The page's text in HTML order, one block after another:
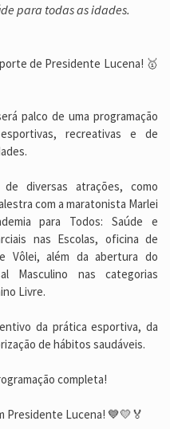
para todas as idades.
de Presidente Lucena! 🥇
palco de uma programação
recreativas e de
diversas atrações, como
com a maratonista Marlei
para Todos: Saúde e
nas Escolas, oficina de
Vôlei, além da abertura do
Masculino nas categorias
Livre.
da prática esportiva, da
de hábitos saudáveis.
completa!
Presidente Lucena! 💙💛🏅